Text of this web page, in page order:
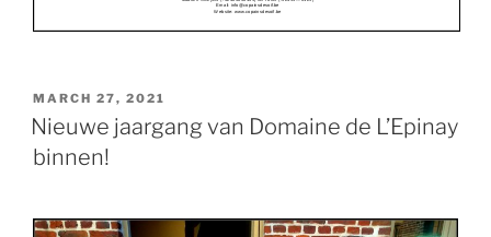
POSTED
ON
MARCH 27, 2021
Nieuwe jaargang van Domaine de L’Epinay
binnen!